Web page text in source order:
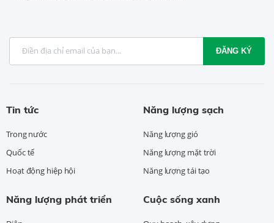
ĐĂNG KÝ
Tin tức
Trong nước
Quốc tế
Hoạt động hiệp hội
Năng lượng sạch
Năng lượng gió
Năng lượng mặt trời
Năng lượng tái tạo
Năng lượng phát triển Cuộc sống xanh